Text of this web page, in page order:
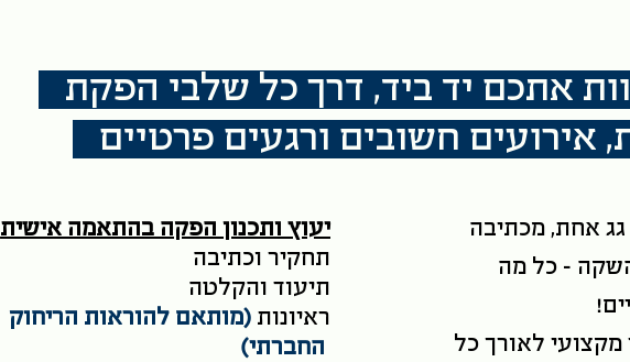
אתכם יד ביד, דרך כל שלבי הפקת
אירועים חשובים ורגעים פרטיים
יעוץ ותכנון הפקה בהתאמה אישית
תחקיר וכתיבה
תיעוד והקלטה
ראיונות (מותאם להוראות הריחוק
החברתי)
אחת, מכתיבה
- כל מה
מקצועי לאורך כל